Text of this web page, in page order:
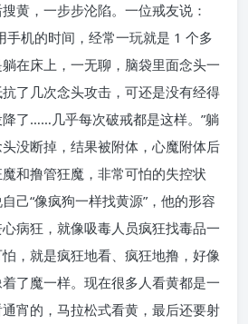
黄，一步步沦陷。一位戒友说：
手机的时间，经常一玩就是 1 个多
在床上，一无聊，脑袋里面念头一
了几次念头攻击，可还是没有经得
了……几乎每次破戒都是这样。”躺
没断掉，结果被附体，心魔附体后
和撸管狂魔，非常可怕的失控状
己“像疯狗一样找黄源”，他的形容
病狂，就像吸毒人员疯狂找毒品一
，就是疯狂地看、疯狂地撸，好像
了魔一样。现在很多人看黄都是一
宵的，马拉松式看黄，最后还要射